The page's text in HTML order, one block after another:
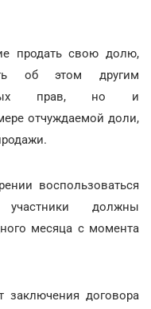
продать свою долю,
об этом другим
прав, но и
отчуждаемой доли,
воспользоваться
должны
месяца с момента
заключения договора